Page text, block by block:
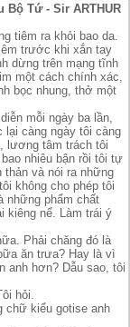
Bộ Tứ - Sir ARTHUR
tiêm ra khỏi bao da.
trước khi xắn tay
dừng trên mạng tĩnh
một cách chính xác,
bọc nhung, thở một
mỗi ngày ba lần,
càng ngày tôi càng
lương tâm trách tôi
nhiêu bận rồi tôi tự
thản và nói ra những
không cho phép tôi
những phẩm chất
kiêng nể. Làm trái ý
Phải chăng đó là
ăn trưa? Hay là vì
anh hơn? Dẫu sao, tôi
hỏi.
chữ kiểu gotise anh